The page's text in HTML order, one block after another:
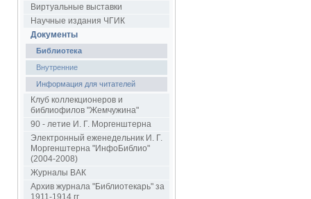
Виртуальные выставки
Научные издания ЧГИК
Документы
Библиотека
Внутренние
Информация для читателей
Клуб коллекционеров и
библиофилов "Жемчужина"
90 - летие И. Г. Моргенштерна
Электронный еженедельник И. Г.
Моргенштерна "ИнфоБиблио"
(2004-2008)
Журналы ВАК
Архив журнала "Библиотекарь" за
1911-1914 гг